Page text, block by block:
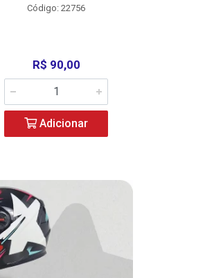
Código: 22756
R$ 90,00
Adicionar